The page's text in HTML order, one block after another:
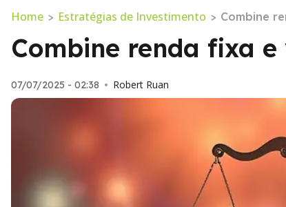
Home > Estratégias de Investimento > Combine
Combine renda fixa
07/07/2025 - 02:38 • Robert Ruan